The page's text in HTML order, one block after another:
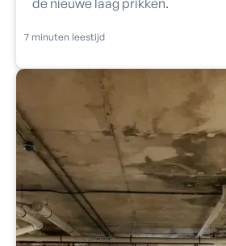
7 minuten leestijd